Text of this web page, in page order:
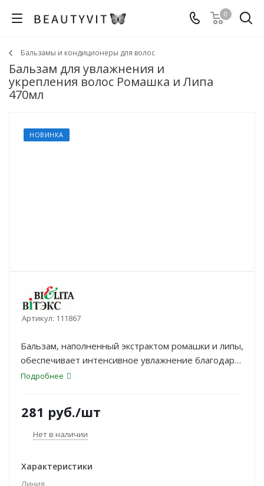
0
Бальзамы и кондиционеры для волос
Бальзам для увлажнения и
укрепления волос Ромашка и Липа
470мл
НОВИНКА
Артикул: 111867
Бальзам, наполненный экстрактом ромашки и липы,
обеспечивает интенсивное увлажнение благодаря
способности активных компонентов удерживать
здоровый блеск.
Подробнее
281 руб./шт
Нет в наличии
Характеристики
Линия